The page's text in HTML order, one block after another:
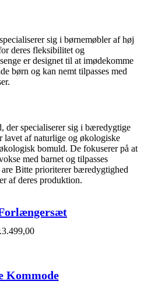
sig i børnemøbler af høj
deres fleksibilitet og
er designet til at imødekomme
børn og kan nemt tilpasses med
der specialiserer sig i bæredygtige
lavet af naturlige og økologiske
bomuld. De fokuserer på at
med barnet og tilpasses
Bitte prioriterer bæredygtighed
af deres produktion.
3.499,00
Kommode